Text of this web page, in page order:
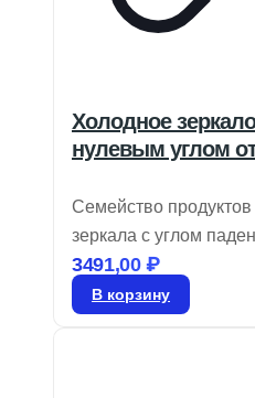
Холодное
нулевым углом
Семейство продуктов
зеркала с углом
градусов, которые
отражают 90%
3491,00₽
В корзину